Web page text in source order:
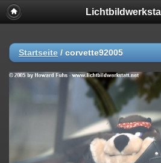
Startseite / corvette92005